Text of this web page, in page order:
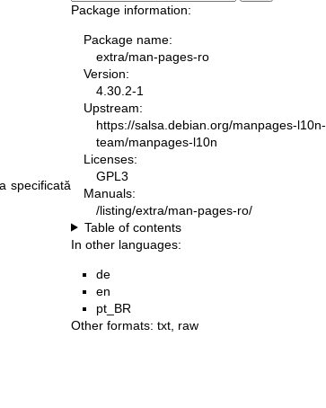
specificată
Package information:
Package name:
extra/man-pages-ro
Version:
4.30.2-1
Upstream:
https://salsa.debian.org/manpages-l10n-
team/manpages-l10n
Licenses:
GPL3
Manuals:
/listing/extra/man-pages-ro/
Table of contents
In other languages:
de
en
pt_BR
Other formats: txt raw